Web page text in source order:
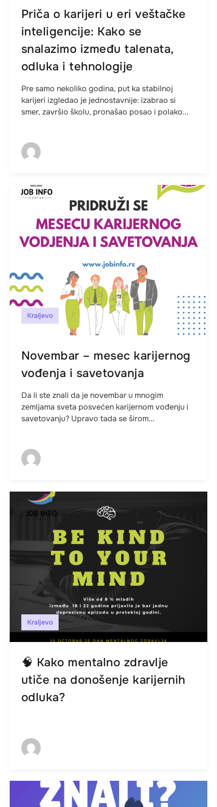
Priča o karijeri u eri veštačke
inteligencije: Kako se
snalazimo između talenata,
odluka i tehnologije
Pre samo nekoliko godina, put ka stabilnoj
karijeri izgledao je jednostavnije: izabrao si
smer, završio školu, pronašao posao i polako...
Kraljevo
Novembar – mesec karijernog
vođenja i savetovanja
Da li ste znali da je novembar u mnogim
zemljama sveta posvećen karijernom vođenju i
savetovanju? Upravo tada se širom...
Kraljevo
🧠 Kako mentalno zdravlje
utiče na donošenje karijernih
odluka?